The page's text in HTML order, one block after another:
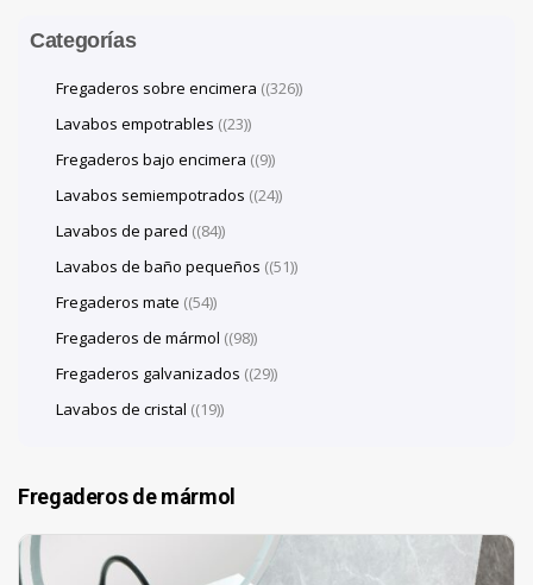
Fregaderos de mármol
Categorías
Fregaderos sobre encimera (326)
Lavabos empotrables (23)
Fregaderos bajo encimera (9)
Lavabos semiempotrados (24)
Lavabos de pared (84)
Lavabos de baño pequeños (51)
Fregaderos mate (54)
Fregaderos de mármol (98)
Fregaderos galvanizados (29)
Lavabos de cristal (19)